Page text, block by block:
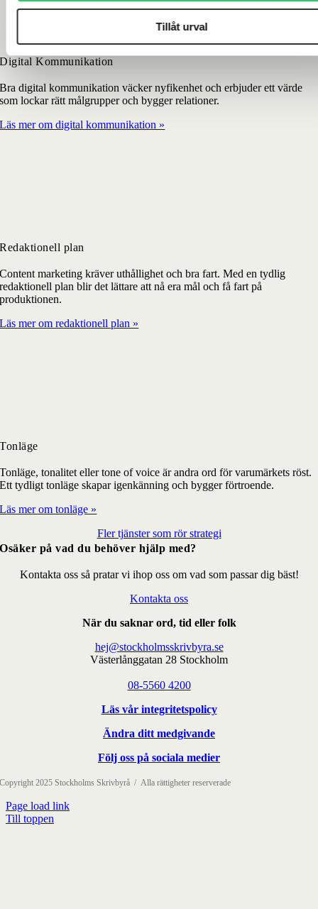
Tillåt urval
Digital Kommunikation
Bra digital kommunikation väcker nyfikenhet och erbjuder ett värde
som lockar rätt målgrupper och bygger relationer.
Läs mer om digital kommunikation »
Redaktionell plan
Content marketing kräver uthållighet och bra fart. Med en tydlig
redaktionell plan blir det lättare att nå era mål och få fart på
produktionen.
Läs mer om redaktionell plan »
Tonläge
Tonläge, tonalitet eller tone of voice är andra ord för varumärkets röst.
Ett tydligt tonläge skapar igenkänning och bygger förtroende.
Läs mer om tonläge »
Fler tjänster som rör strategi
Osäker på vad du behöver hjälp med?
Kontakta oss så pratar vi ihop oss om vad som passar dig bäst!
Kontakta oss
När du saknar ord, tid eller folk
hej@stockholmsskrivbyra.se
Västerlånggatan 28 Stockholm
08-5560 4200
Läs vår integritetspolicy
Ändra ditt medgivande
Följ oss på sociala medier
Copyright 2025 Stockholms Skrivbyrå / Alla rättigheter reserverade
Page load link
Till toppen